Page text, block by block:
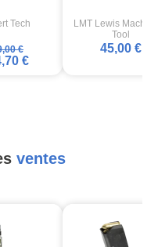
Tech
€
€
LMT Lewis
Tool
45,00 €
ventes